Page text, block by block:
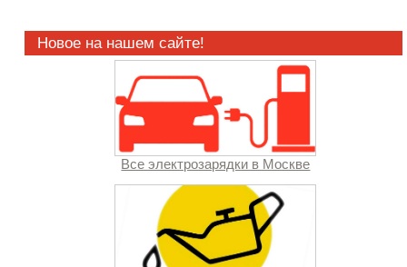
Новое на нашем сайте!
Все электрозарядки в Москве